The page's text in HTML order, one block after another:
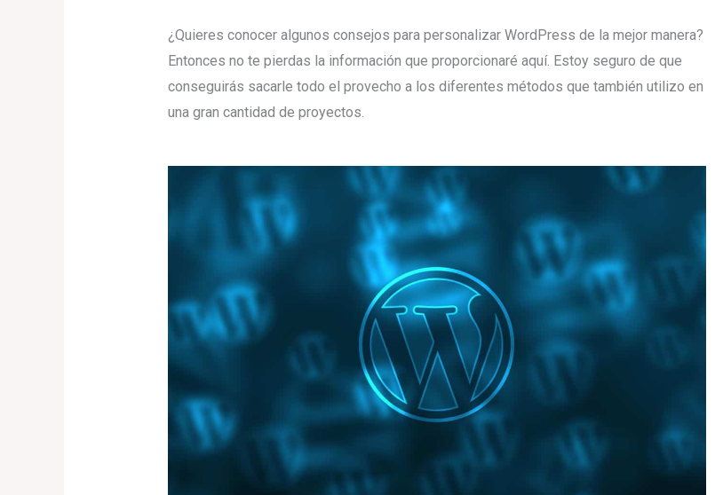
¿Quieres conocer algunos consejos para personalizar WordPress de la mejor manera?
Entonces no te pierdas la información que proporcionaré aquí. Estoy seguro de que
conseguirás sacarle todo el provecho a los diferentes métodos que también utilizo en
una gran cantidad de proyectos.